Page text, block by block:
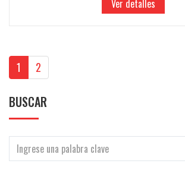
Ver detalles
1 2
BUSCAR